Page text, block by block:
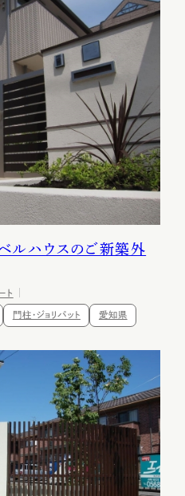
ルハウスのご新築外
ト
門柱・ジョリパット 愛知県